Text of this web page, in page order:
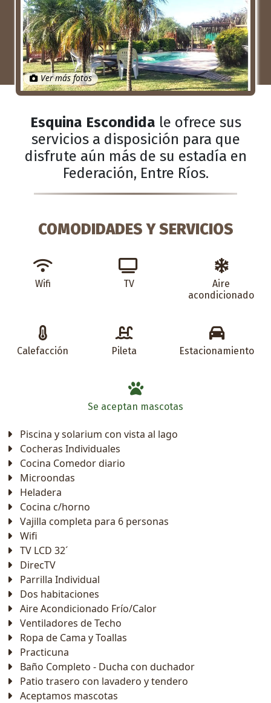
Ver más fotos
Esquina Escondida le ofrece sus
servicios a disposición para que
disfrute aún más de su estadía en
Federación, Entre Ríos.
COMODIDADES Y SERVICIOS
Wifi TV
Aire
acondicionado
Calefacción Pileta Estacionamiento
Se aceptan mascotas
Piscina y solarium con vista al lago
Cocheras Individuales
Cocina Comedor diario
Microondas
Heladera
Cocina c/horno
Vajilla completa para 6 personas
Wifi
TV LCD 32´
DirecTV
Parrilla Individual
Dos habitaciones
Aire Acondicionado Frío/Calor
Ventiladores de Techo
Ropa de Cama y Toallas
Practicuna
Baño Completo - Ducha con duchador
Patio trasero con lavadero y tendero
Aceptamos mascotas